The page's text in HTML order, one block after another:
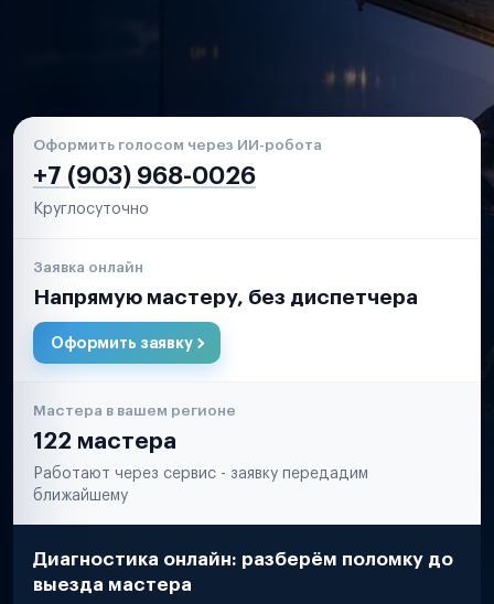
Оформить голосом через ИИ-робота
+7 (903) 968-0026
Круглосуточно
Заявка онлайн
Напрямую мастеру, без диспетчера
Оформить заявку
Мастера в вашем регионе
122 мастера
Работают через сервис - заявку передадим
ближайшему
Диагностика онлайн: разберём поломку до
выезда мастера